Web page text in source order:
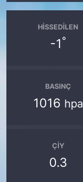
HISSEDILEN
-1°
BASINÇ
1016 hpa
ÇIY
0.3